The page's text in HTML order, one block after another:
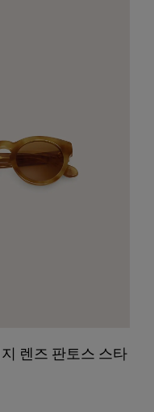
렌즈 판토스 스타